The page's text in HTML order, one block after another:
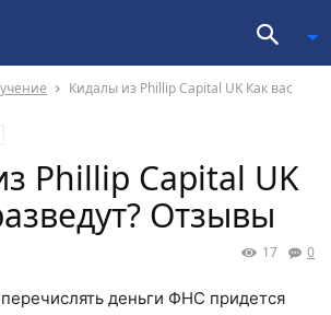
Кидалы из Phillip Capital UK Как вас
Phillip Capital UK
Отзывы
0
17
деньги ФНС придется